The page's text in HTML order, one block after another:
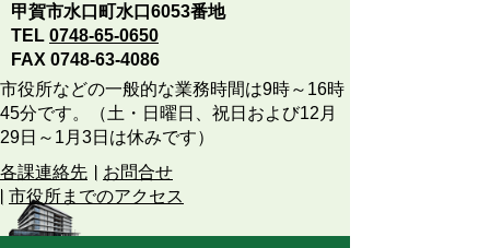
甲賀市水口町水口6053番地
TEL 0748-65-0650
FAX 0748-63-4086
市役所などの一般的な業務時間は9時～16時
45分です。（土・日曜日、祝日および12月
29日～1月3日は休みです）
各課連絡先
お問合せ
市役所までのアクセス